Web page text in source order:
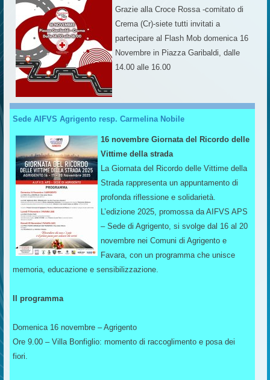
Grazie alla Croce Rossa -comitato di
Crema (Cr)-siete tutti invitati a
partecipare al Flash Mob domenica 16
Novembre in Piazza Garibaldi, dalle
14.00 alle 16.00
Sede AIFVS Agrigento resp. Carmelina Nobile
16 novembre Giornata del Ricordo delle
Vittime della strada
La Giornata del Ricordo delle Vittime della
Strada rappresenta un appuntamento di
profonda riflessione e solidarietà.
L’edizione 2025, promossa da AIFVS APS
– Sede di Agrigento, si svolge dal 16 al 20
novembre nei Comuni di Agrigento e
Favara, con un programma che unisce
memoria, educazione e sensibilizzazione.
Il programma
Domenica 16 novembre – Agrigento
Ore 9.00 – Villa Bonfiglio: momento di raccoglimento e posa dei
fiori.